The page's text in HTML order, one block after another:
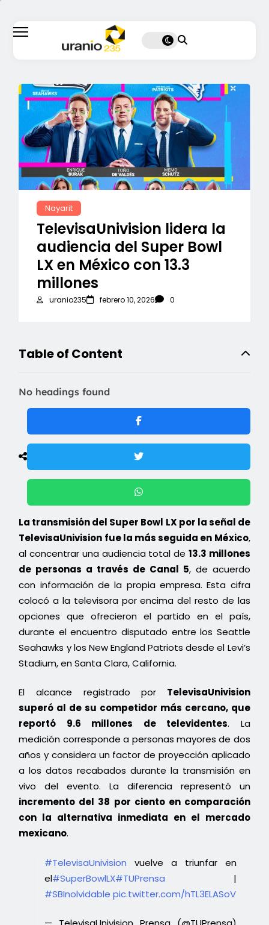
Nayarit
TelevisaUnivision lidera la
audiencia del Super Bowl
LX en México con 13.3
millones
uranio235 febrero 10, 2026 0
Table of Content
No headings found
La transmisión del Super Bowl LX por la señal de
TelevisaUnivision fue la más seguida en México,
al concentrar una audiencia total de 13.3 millones
de personas a través de Canal 5, de acuerdo
con información de la propia empresa. Esta cifra
colocó a la televisora por encima del resto de las
opciones que ofrecieron el partido en el país,
durante el encuentro disputado entre los Seattle
Seahawks y los New England Patriots desde el Levi’s
Stadium, en Santa Clara, California.
El alcance registrado por TelevisaUnivision
superó al de su competidor más cercano, que
reportó 9.6 millones de televidentes. La
medición corresponde a personas mayores de dos
años y considera un factor de proyección aplicado
a los datos recabados durante la transmisión en
vivo del evento. La diferencia representó un
incremento del 38 por ciento en comparación
con la alternativa inmediata en el mercado
mexicano.
#TelevisaUnivision vuelve a triunfar en
el#SuperBowlLX#TUPrensa |
#SBInolvidable pic.twitter.com/hTL3ELASoV